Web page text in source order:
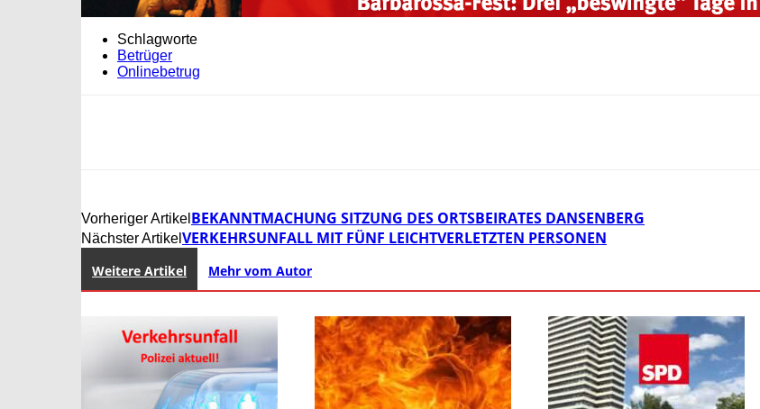
Schlagworte
Betrüger
Onlinebetrug
Vorheriger Artikel BEKANNTMACHUNG SITZUNG DES ORTSBEIRATES DANSENBERG
Nächster Artikel VERKEHRSUNFALL MIT FÜNF LEICHTVERLETZTEN PERSONEN
Weitere Artikel Mehr vom Autor